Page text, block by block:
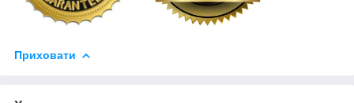
Приховати